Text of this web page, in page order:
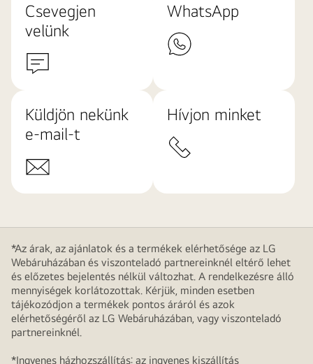
Csevegjen
velünk
WhatsApp
Küldjön nekünk
e-mail-t
Hívjon minket
*Az árak, az ajánlatok és a termékek elérhetősége az LG
Webáruházában és viszonteladó partnereinknél eltérő lehet
és előzetes bejelentés nélkül változhat. A rendelkezésre álló
mennyiségek korlátozottak. Kérjük, minden esetben
tájékozódjon a termékek pontos áráról és azok
elérhetőségéről az LG Webáruházában, vagy viszonteladó
partnereinknél.
*Ingyenes házhozszállítás: az ingyenes kiszállítás